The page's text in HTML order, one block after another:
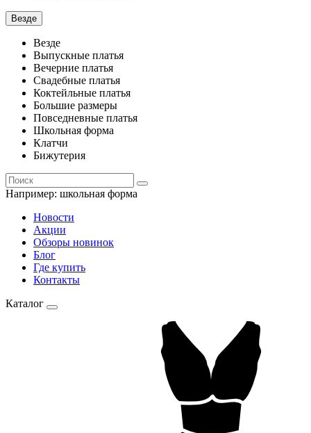
Везде
Везде
Выпускные платья
Вечерние платья
Свадебные платья
Коктейльные платья
Большие размеры
Повседневные платья
Школьная форма
Клатчи
Бижутерия
Например: школьная форма
Новости
Акции
Обзоры новинок
Блог
Где купить
Контакты
Каталог